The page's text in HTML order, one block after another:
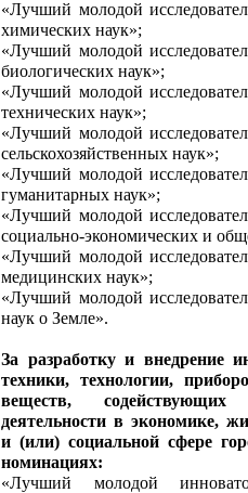
«Лучший молодой
химических наук»;
«Лучший молодой
биологических наук»;
«Лучший молодой
технических наук»;
«Лучший молодой
сельскохозяйственных наук»;
«Лучший молодой
гуманитарных наук»;
«Лучший молодой
социально-экономических и
«Лучший молодой
медицинских наук»;
«Лучший молодой
наук о Земле».
За разработку и внедрение
техники, технологии,
веществ,
деятельности в экономике,
и (или) социальной сфере
номинациях:
«Лучший молодой